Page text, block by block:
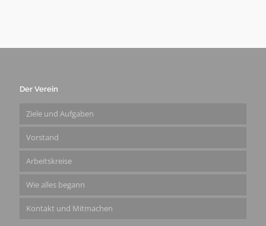
Der Verein
Ziele und Aufgaben
Vorstand
Arbeitskreise
Wie alles begann
Kontakt und Mitmachen